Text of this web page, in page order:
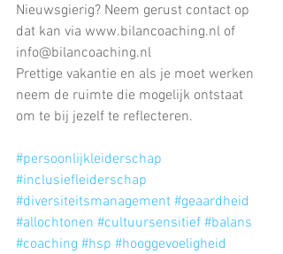
Nieuwsgierig? Neem gerust contact op
dat kan via www.bilancoaching.nl of
info@bilancoaching.nl
Prettige vakantie en als je moet werken
neem de ruimte die mogelijk ontstaat
om te bij jezelf te reflecteren.
#persoonlijkleiderschap
#inclusiefleiderschap
#diversiteitsmanagement #geaardheid
#allochtonen #cultuursensitief #balans
#coaching #hsp #hooggevoeligheid